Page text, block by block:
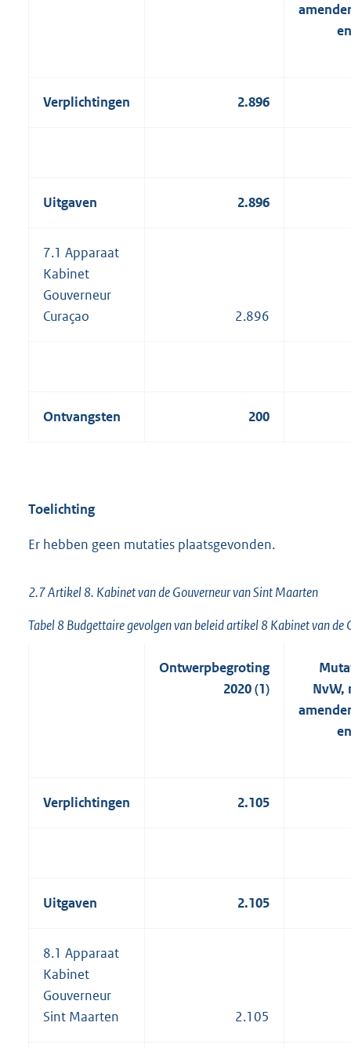
Verplichtingen 2.896
Uitgaven 2.896
7.1 Apparaat
Kabinet
Gouverneur
Curaçao
2.896
Ontvangsten 200
Toelichting
Er hebben geen mutaties plaatsgevonden.
2.7 Artikel 8. Kabinet van de Gouverneur van Sint Maarten
Tabel 8 Budgettaire gevolgen van beleid artikel 8 Kabinet van
Ontwerpbegroting
2020 (1)
NvW,
Verplichtingen 2.105
Uitgaven 2.105
8.1 Apparaat
Kabinet
Gouverneur
Sint Maarten
2.105